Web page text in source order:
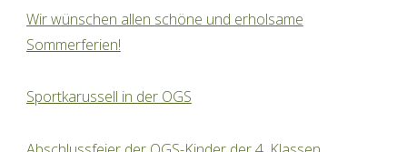
Wir wünschen allen schöne und erholsame
Sommerferien!
Sportkarussell in der OGS